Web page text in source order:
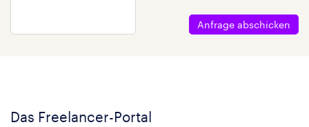
Anfrage abschicken
Das Freelancer-Portal